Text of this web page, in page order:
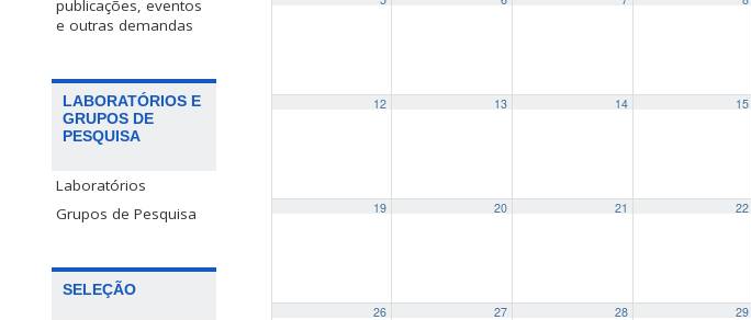
publicações, eventos
e outras demandas
LABORATÓRIOS E
GRUPOS DE
PESQUISA
Laboratórios
Grupos de Pesquisa
SELEÇÃO
12 13 14 15
19 20 21 22
26 27 28 29